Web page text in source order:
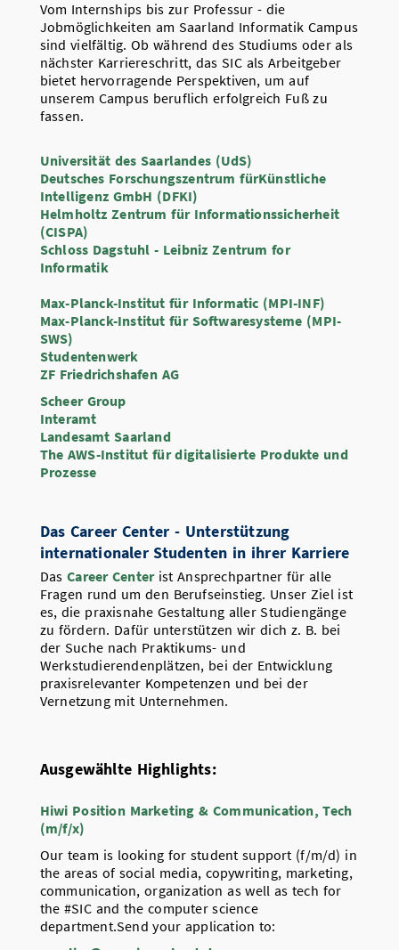
Vom Internships bis zur Professur - die
Jobmöglichkeiten am Saarland Informatik Campus
sind vielfältig. Ob während des Studiums oder als
nächster Karriereschritt, das SIC als Arbeitgeber
bietet hervorragende Perspektiven, um auf
unserem Campus beruflich erfolgreich Fuß zu
fassen.
Universität des Saarlandes (UdS)
Deutsches Forschungszentrum fürKünstliche
Intelligenz GmbH (DFKI)
Helmholtz Zentrum für Informationssicherheit
(CISPA)
Schloss Dagstuhl - Leibniz Zentrum for
Informatik
Max-Planck-Institut für Informatic (MPI-INF)
Max-Planck-Institut für Softwaresysteme (MPI-
SWS)
Studentenwerk
ZF Friedrichshafen AG
Scheer Group
Interamt
Landesamt Saarland
The AWS-Institut für digitalisierte Produkte und
Prozesse
Das Career Center - Unterstützung
internationaler Studenten in ihrer Karriere
DasCareer Centerist Ansprechpartner für alle
Fragen rund um den Berufseinstieg. Unser Ziel ist
es, die praxisnahe Gestaltung aller Studiengänge
zu fördern. Dafür unterstützen wir dich z. B. bei
der Suche nach Praktikums- und
Werkstudierendenplätzen, bei der Entwicklung
praxisrelevanter Kompetenzen und bei der
Vernetzung mit Unternehmen.
Ausgewählte Highlights:
Hiwi Position Marketing & Communication, Tech
(m/f/x)
Our team is looking for student support (f/m/d) in
the areas of social media, copywriting, marketing,
communication, organization as well as tech for
the #SIC and the computer science
department.Send your application to: